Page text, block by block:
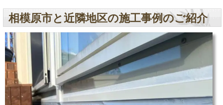
相模原市と近隣地区の施工事例のご紹介